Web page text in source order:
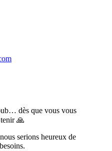
dès que vous vous
🙏
serions heureux de